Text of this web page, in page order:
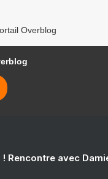
Overblog
Rencontre avec